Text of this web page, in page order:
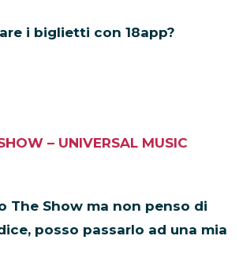
i biglietti con 18app?
– UNIVERSAL MUSIC
The Show ma non penso di
posso passarlo ad una mia